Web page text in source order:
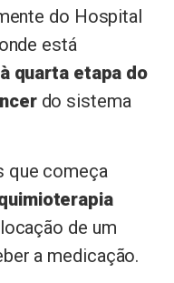
do Hospital
está
quarta etapa do
do sistema
que começa
de um
a medicação.